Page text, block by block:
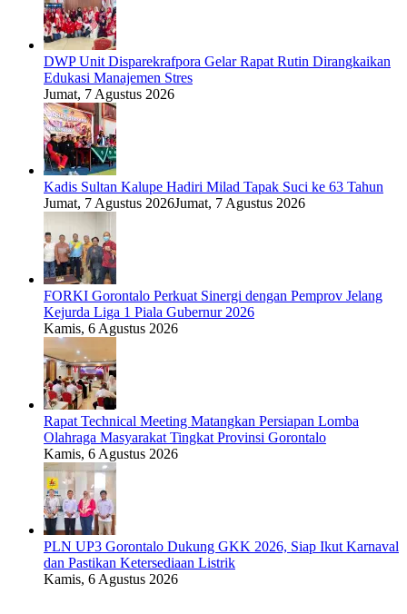
DWP Unit Disparekrafpora Gelar Rapat Rutin Dirangkaikan
Edukasi Manajemen Stres
Jumat, 7 Agustus 2026
Kadis Sultan Kalupe Hadiri Milad Tapak Suci ke 63 Tahun
Jumat, 7 Agustus 2026Jumat, 7 Agustus 2026
FORKI Gorontalo Perkuat Sinergi dengan Pemprov Jelang
Kejurda Liga 1 Piala Gubernur 2026
Kamis, 6 Agustus 2026
Rapat Technical Meeting Matangkan Persiapan Lomba
Olahraga Masyarakat Tingkat Provinsi Gorontalo
Kamis, 6 Agustus 2026
PLN UP3 Gorontalo Dukung GKK 2026, Siap Ikut Karnaval
dan Pastikan Ketersediaan Listrik
Kamis, 6 Agustus 2026